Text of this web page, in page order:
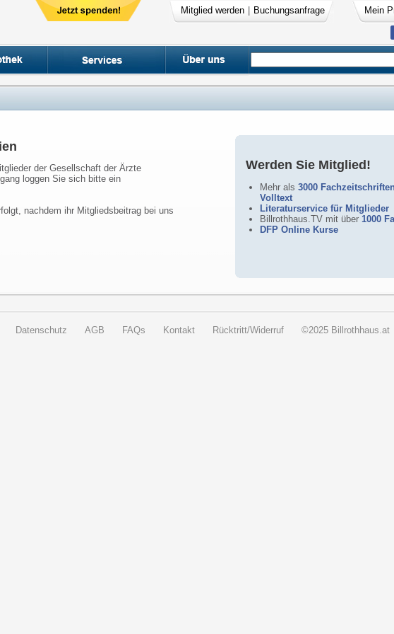
Mitglied werden Buchungsanfrage Mein
Werden Sie Mitglied!
Mehr als 3000
Volltext
Literaturservice für Mitglieder
Billrothhaus.TV mit über 1000
DFP Online Kurse
der Gesellschaft der Ärzte
loggen Sie sich bitte ein
nachdem ihr Mitgliedsbeitrag bei uns
Datenschutz AGB FAQs Kontakt Rücktritt/Widerruf ©2025 Billrothhaus.at